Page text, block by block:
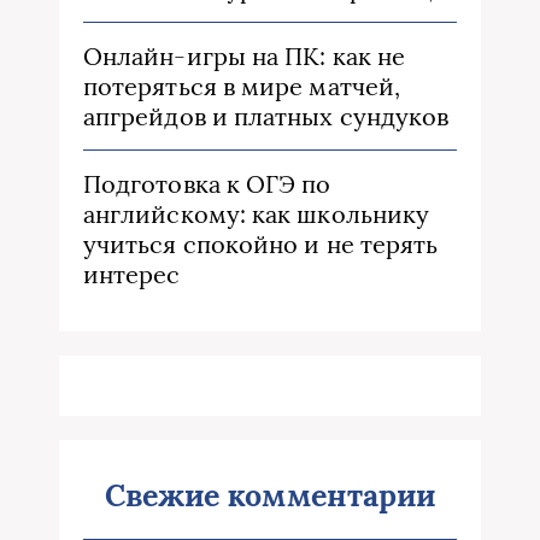
Онлайн-игры на ПК: как не
потеряться в мире матчей,
апгрейдов и платных сундуков
Подготовка к ОГЭ по
английскому: как школьнику
учиться спокойно и не терять
интерес
Свежие комментарии